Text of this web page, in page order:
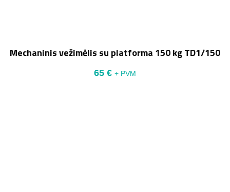
Mechaninis vežimėlis su platforma 150 kg TD1/150
65 € + PVM